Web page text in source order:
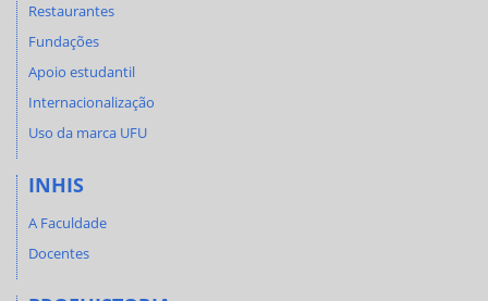
Restaurantes
Fundações
Apoio estudantil
Internacionalização
Uso da marca UFU
INHIS
A Faculdade
Docentes